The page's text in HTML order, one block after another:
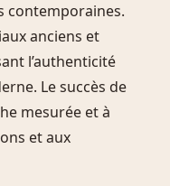
contemporaines.
anciens et
l’authenticité
Le succès de
mesurée et à
et aux